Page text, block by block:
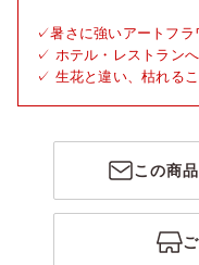
✓暑さに強いアートフラ
✓ ホテル・レストラン
✓ 生花と違い、枯れる
この商